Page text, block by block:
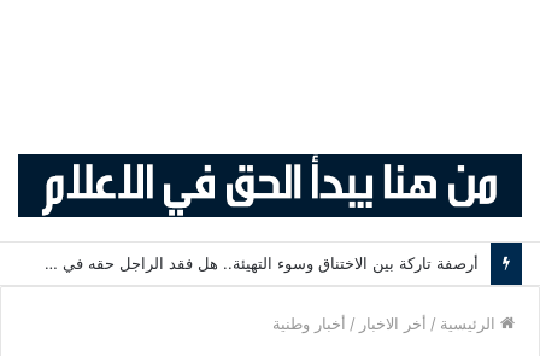
أرصفة تاركة بين الاختناق وسوء التهيئة.. هل فقد الراجل حقه في التنقل الآمن؟
الرئيسية / أخر الاخبار / أخبار وطنية